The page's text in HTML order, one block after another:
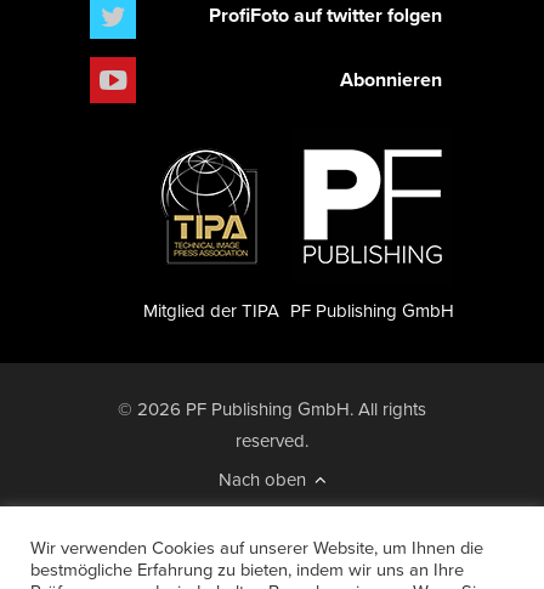
ProfiFoto auf twitter folgen
Abonnieren
PF Publishing GmbH
Mitglied der TIPA
© 2026 PF Publishing GmbH. All rights
reserved.
Nach oben
Anzeigensuche
Shop
Zahlungsarten
Wir verwenden Cookies auf unserer Website, um Ihnen die
bestmögliche Erfahrung zu bieten, indem wir uns an Ihre